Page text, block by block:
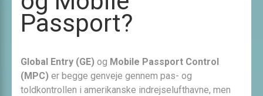
Passport?
Global Entry (GE) og Mobile Passport Control
(MPC) er begge genveje gennem pas- og
toldkontrollen i amerikanske indrejselufthavne, men